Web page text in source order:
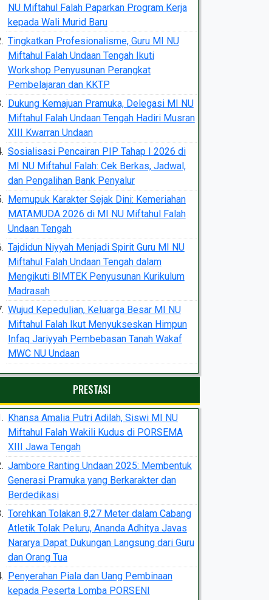
NU Miftahul Falah Paparkan Program Kerja
kepada Wali Murid Baru
Tingkatkan Profesionalisme, Guru MI NU
Miftahul Falah Undaan Tengah Ikuti
Workshop Penyusunan Perangkat
Pembelajaran dan KKTP
Dukung Kemajuan Pramuka, Delegasi MI NU
Miftahul Falah Undaan Tengah Hadiri Musran
XIII Kwarran Undaan
Sosialisasi Pencairan PIP Tahap I 2026 di
MI NU Miftahul Falah: Cek Berkas, Jadwal,
dan Pengalihan Bank Penyalur
Memupuk Karakter Sejak Dini: Kemeriahan
MATAMUDA 2026 di MI NU Miftahul Falah
Undaan Tengah
Tajdidun Niyyah Menjadi Spirit Guru MI NU
Miftahul Falah Undaan Tengah dalam
Mengikuti BIMTEK Penyusunan Kurikulum
Madrasah
Wujud Kepedulian, Keluarga Besar MI NU
Miftahul Falah Ikut Menyukseskan Himpun
Infaq Jariyyah Pembebasan Tanah Wakaf
MWC NU Undaan
PRESTASI
Khansa Amalia Putri Adilah, Siswi MI NU
Miftahul Falah Wakili Kudus di PORSEMA
XIII Jawa Tengah
Jambore Ranting Undaan 2025: Membentuk
Generasi Pramuka yang Berkarakter dan
Berdedikasi
Torehkan Tolakan 8,27 Meter dalam Cabang
Atletik Tolak Peluru, Ananda Adhitya Javas
Nararya Dapat Dukungan Langsung dari Guru
dan Orang Tua
Penyerahan Piala dan Uang Pembinaan
kepada Peserta Lomba PORSENI